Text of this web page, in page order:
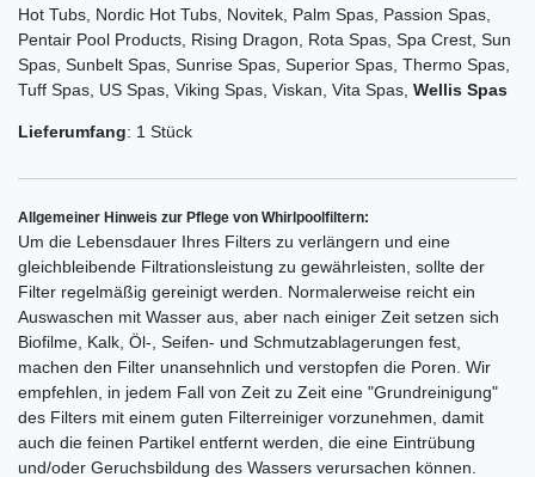
Hot Tubs, Nordic Hot Tubs, Novitek, Palm Spas, Passion Spas,
Pentair Pool Products, Rising Dragon, Rota Spas, Spa Crest, Sun
Spas, Sunbelt Spas, Sunrise Spas, Superior Spas, Thermo Spas,
Tuff Spas, US Spas, Viking Spas, Viskan, Vita Spas, Wellis Spas
Lieferumfang: 1 Stück
Allgemeiner Hinweis zur Pflege von Whirlpoolfiltern:
Um die Lebensdauer Ihres Filters zu verlängern und eine
gleichbleibende Filtrationsleistung zu gewährleisten, sollte der
Filter regelmäßig gereinigt werden. Normalerweise reicht ein
Auswaschen mit Wasser aus, aber nach einiger Zeit setzen sich
Biofilme, Kalk, Öl-, Seifen- und Schmutzablagerungen fest,
machen den Filter unansehnlich und verstopfen die Poren. Wir
empfehlen, in jedem Fall von Zeit zu Zeit eine "Grundreinigung"
des Filters mit einem guten Filterreiniger vorzunehmen, damit
auch die feinen Partikel entfernt werden, die eine Eintrübung
und/oder Geruchsbildung des Wassers verursachen können.